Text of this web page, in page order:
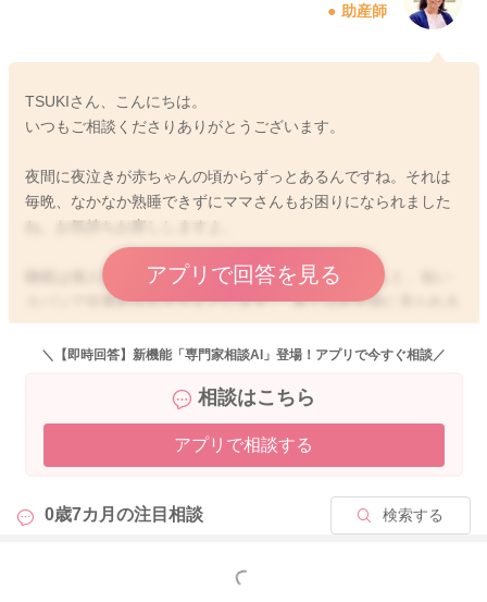
助産師
TSUKIさん、こんにちは。
いつもご相談くださりありがとうございます。
夜間に夜泣きが赤ちゃんの頃からずっとあるんですね。それは
毎晩、なかなか熟睡できずにママさんもお困りになられました
ね。お気持ちお察ししますよ。
睡眠は個人差もありますので、長く寝られるお子さんと、短い
スパンで目覚めるお子さんといます。 多くは乳児期に見られる
夜泣きの頻度の違いで、体質や個性など、生理的な範疇である
事がほとんどで、病的なものではないとされます。 新生児期の
があるとされています。お子さんの場合にはすでに後者の夜泣
きになっています。
ために必要な記憶にするために、夜間に脳内で整理をしていま
す。 いわゆる日常生活を安全に行うために、危険なことを深く
かにしていると考えられています。 この記憶の整理の過程で夢
アプリで回答を見る
＼【即時回答】新機能「専門家相談AI」登場！アプリで今すぐ相談／
相談はこちら
アプリで相談する
0歳7カ月の注目相談 検索する
もっと見る